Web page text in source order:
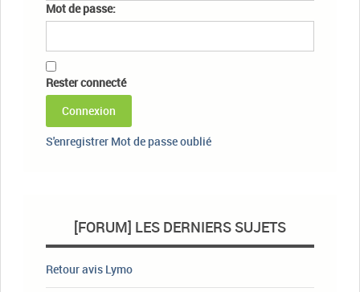
Mot de passe:
Rester connecté
Connexion
S'enregistrer Mot de passe oublié
[FORUM] LES DERNIERS SUJETS
Retour avis Lymo